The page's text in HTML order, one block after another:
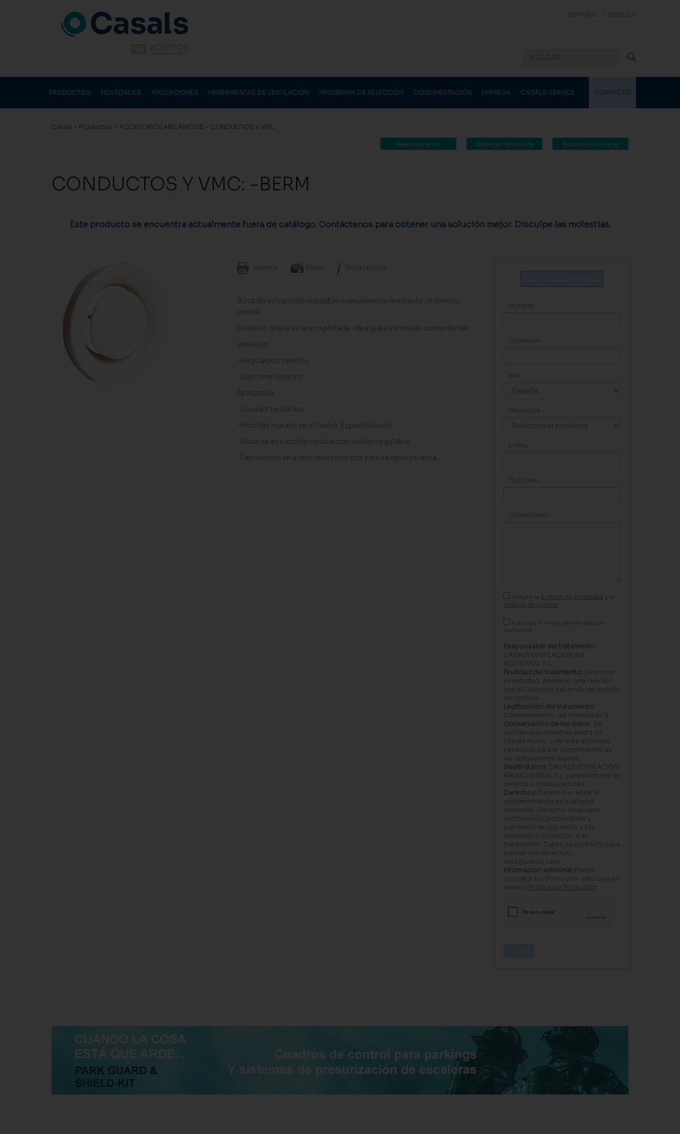
ESPAÑOL | ENGLISH
PRODUCTOS NOVEDADES APLICACIONES HERRAMIENTAS DE VENTILACIÓN PROGRAMA DE SELECCIÓN DOCUMENTACIÓN EMPRESA CASALS SERVICE CONTACTO
Casals > Productos > ACCESORIOS MECÁNICOS > CONDUCTOS Y VMC
Buscador por Serie
Catálogo técnico de
Asesoramiento
CONDUCTOS Y VMC: -BERM
Este producto se encuentra actualmente fuera de catálogo. Contáctenos para obtener una solución mejor. Disculpe las molestias.
Imprimir Enviar Ficha técnica
Boca de extracción regulable manualmente mediante un tornillo
central.
Material: chapa de acero pintada. Ideal para viviendas comunitarias.
Ventajas:
-Regulación sencilla.
-Bajo nivel sonoro.
Aplicación:
-Locales terciarios.
-Montaje mural o en el techo. Especificación:
-Boca de extracción circular con núcleo regulable.
-Fabricación en acero revestido con pintura epoxy blanca.
NOMBRE
COMPANÍA
PAÍS
PROVINCIA
E-MAIL
TELÉFONO
COMENTARIO
Acepto la política de privacidad y la
política de cookies
Autorizo el envío de información
comercial.
Responsable del tratamiento:
CASALS VENTILACIÓN AIR
INDUSTRIAL S.L.
Finalidad del tratamiento: Gestionar
su solicitud, mantener una relación
con el Usuario/a y el envío del boletín
de noticias.
Legitimación del tratamiento:
Consentimiento del interesado/a.
Conservación de los datos: Se
conservarán mientras exista un
interés mutuo o durante el tiempo
necesario para el cumplimiento de
las obligaciones legales.
Destinatarios: CASALS VENTILACIÓN
AIR INDUSTRIAL S.L. y prestadores de
servicio o colaboradores.
Derechos: Derecho a retirar el
consentimiento en cualquier
momento. Derecho de acceso,
rectificación, portabilidad y
supresión de sus datos y a la
limitación u oposición al su
tratamiento. Datos de contacto para
ejercer sus derechos:
data@casals.com
Información adicional: Puede
consultar la información adicional en
nuestra Política de Privacidad